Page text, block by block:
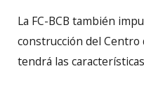
La FC-BCB también
construcción del Centro
tendrá las